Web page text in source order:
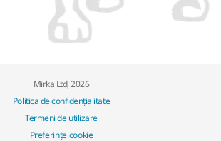
Mirka Ltd, 2026
Politica de confidențialitate
Termeni de utilizare
Preferințe cookie